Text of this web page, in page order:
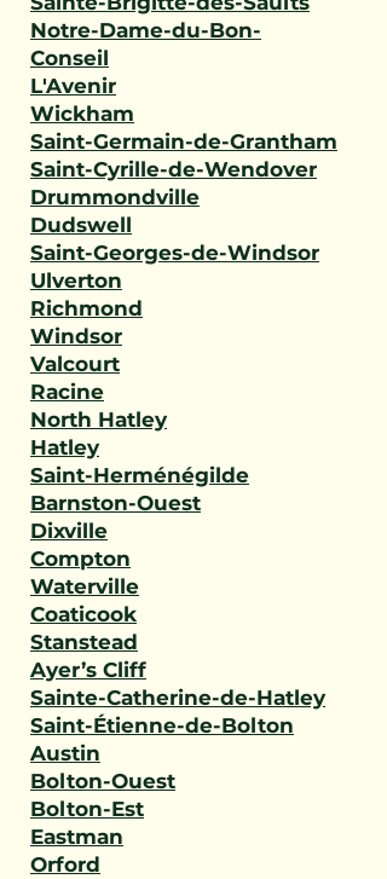
Notre-Dame-du-Bon-
Conseil
L'Avenir
Wickham
Saint-Germain-de-Grantham
Saint-Cyrille-de-Wendover
Drummondville
Dudswell
Saint-Georges-de-Windsor
Ulverton
Richmond
Windsor
Valcourt
Racine
North Hatley
Hatley
Saint-Herménégilde
Barnston-Ouest
Dixville
Compton
Waterville
Coaticook
Stanstead
Ayer’s Cliff
Sainte-Catherine-de-Hatley
Saint-Étienne-de-Bolton
Austin
Bolton-Ouest
Bolton-Est
Eastman
Orford